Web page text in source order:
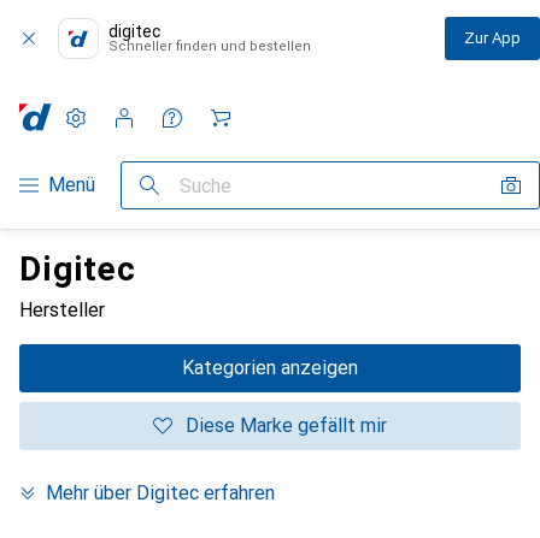
digitec
Schneller finden und bestellen Zur App
Navigation nach Kategorien
Menü Suche
Einstellungen
Kundenkonto
Vergleichslisten
Merklisten
Warenkorb
Digitec
Hersteller
Kategorien anzeigen
Diese Marke gefällt mir
Mehr über Digitec erfahren